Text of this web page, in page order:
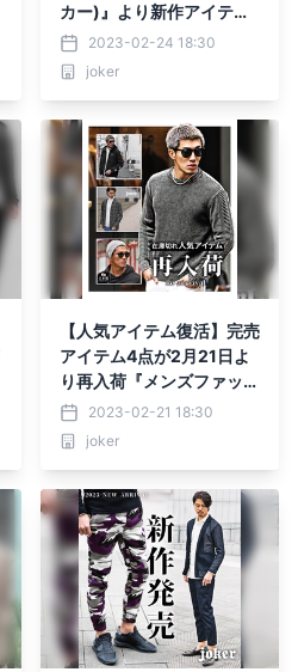
カー)』より新作アイテム
4点が2月24日に発売開
始。
2023-02-24 18:30
joker
【人気アイテム復活】完売
アイテム4点が2月21日よ
り再入荷『メンズファッシ
ョン joker(ジョーカー)』
2023-02-21 18:30
joker